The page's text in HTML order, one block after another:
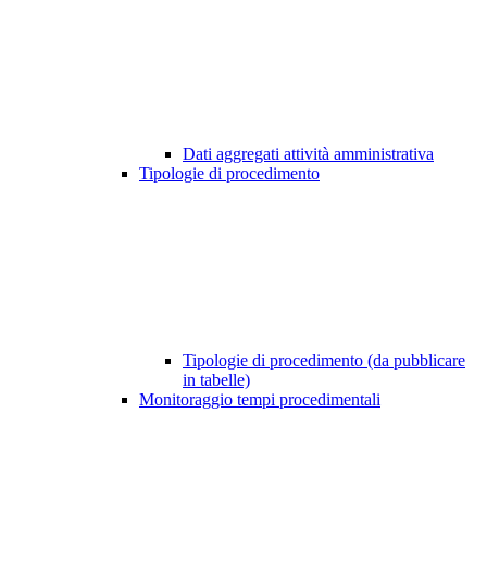
Dati aggregati attività amministrativa
Tipologie di procedimento
Tipologie di procedimento (da pubblicare
in tabelle)
Monitoraggio tempi procedimentali